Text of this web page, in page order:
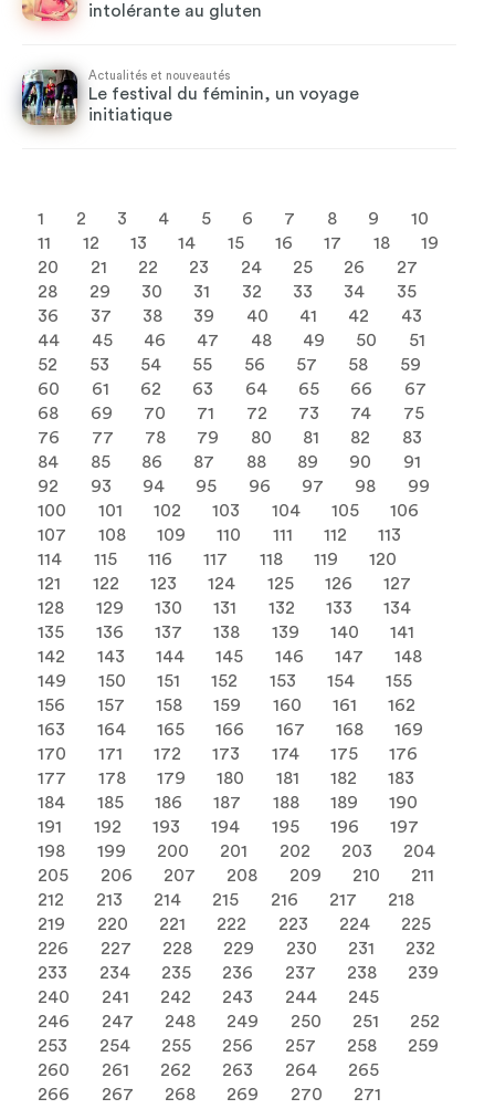
intolérante au gluten
Actualités et nouveautés
Le festival du féminin, un voyage
initiatique
1 2 3 4 5 6 7 8 9
10
11
12 13 14 15 16 17 18
19
20
21 22 23 24 25 26
27
28
29 30 31 32 33 34
35
36
37 38 39 40 41 42
43
44
45 46 47 48 49 50
51
52
53 54 55 56 57 58
59
60
61 62 63 64 65 66
67
68
69 70 71 72 73 74
75
76
77 78 79 80 81 82
83
84
85 86 87 88 89 90
91
92
93 94 95 96 97 98
99
100
101 102 103 104 105
106
107
108 109 110 111 112
113
114
115 116 117 118 119
120
121
122 123 124 125 126
127
128
129 130 131 132 133
134
135
136 137 138 139 140
141
142
143 144 145 146 147
148
149
150 151 152 153 154
155
156
157 158 159 160 161
162
163
164 165 166 167 168
169
170
171 172 173 174 175
176
177
178 179 180 181 182
183
184
185 186 187 188 189
190
191
192 193 194 195 196
197
198
199 200 201 202 203
204
205
206 207 208 209 210
211
212
213 214 215 216 217
218
219
220 221 222 223 224
225
226
227 228 229 230 231
232
233
234 235 236 237 238
239
240
241 242 243 244
245
246
247 248 249 250 251
252
253
254 255 256 257 258
259
260
261 262 263 264
265
266
267 268 269 270
271